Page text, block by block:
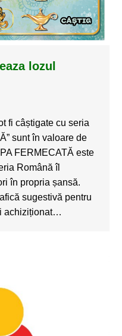
lozul
fi câștigate cu seria
sunt în valoare de
FERMECATĂ este
Română îl
în propria șansă.
sugestivă pentru
achiziționat…